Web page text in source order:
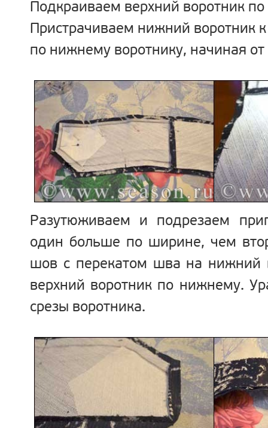
Подкраиваем верхний воротник
Пристрачиваем нижний воротник
по нижнему воротнику, начиная от
Разутюживаем и подрезаем
один больше по ширине, чем
шов с перекатом шва на нижний
верхний воротник по нижнему.
срезы воротника.